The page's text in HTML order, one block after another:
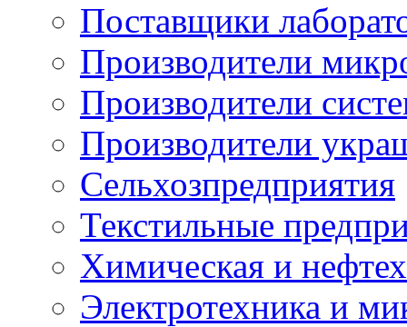
Поставщики
Производители
Производители
Производители
Сельхозпредприятия
Текстильные
Химическая и
Электротехника и